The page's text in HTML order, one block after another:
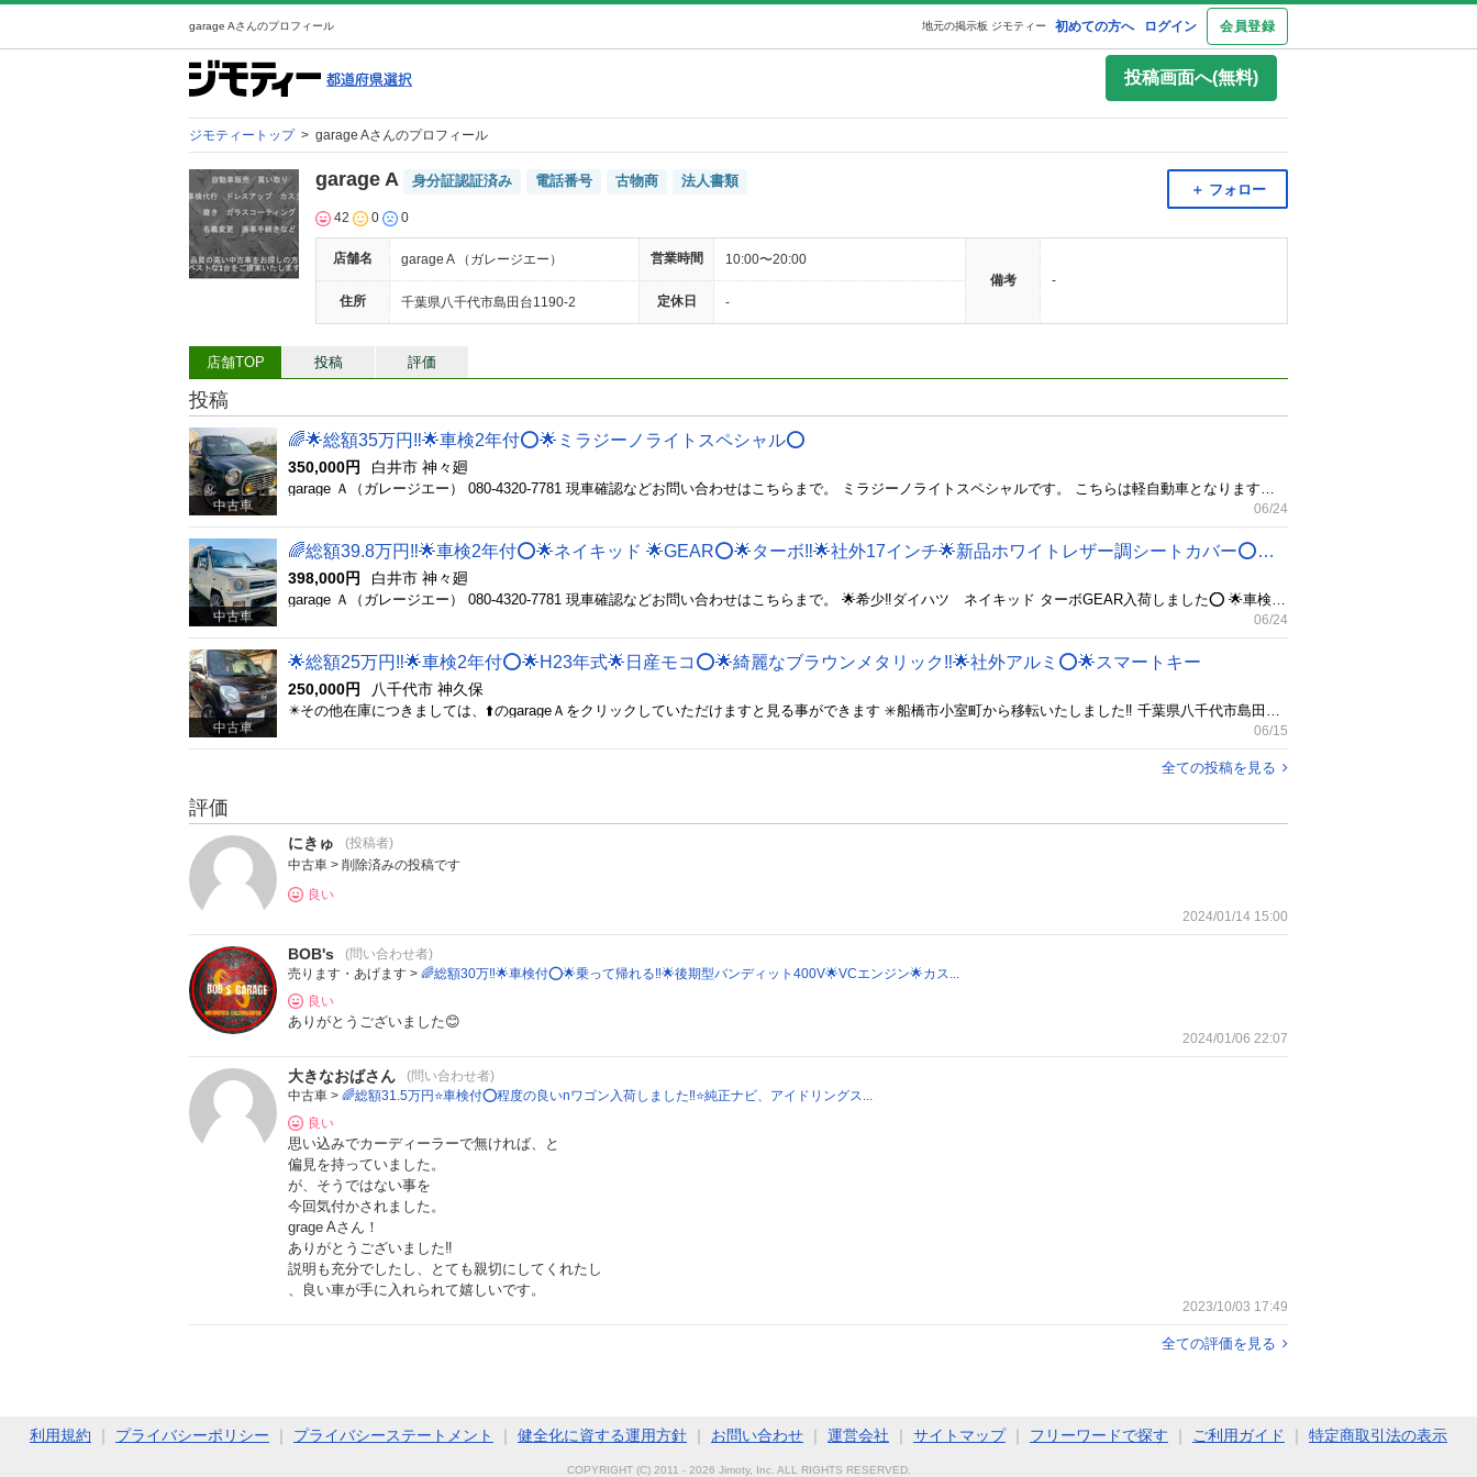
garage Aさんのプロフィール 初めての方へ ログイン 会員登録
地元の掲示板 ジモティー
投稿画面へ(無料)
ジモティートップ > garage Aさんのプロフィール
garage A 身分証認証済み 電話番号 古物商 法人書類
42 0 0
＋ フォロー
店舗名 garage A （ガレージエー） 営業時間
10:00〜20:00
備考
-
住所
千葉県八千代市島田台1190-2 定休日 -
店舗TOP 投稿 評価
投稿
中古車
🌈🌟総額35万円‼️🌟車検2年付⭕️🌟ミラジーノライトスペシャル⭕️
350,000円 白井市 神々廻
06/24
中古車
🌈総額39.8万円‼️🌟車検2年付⭕️🌟ネイキッド 🌟GEAR⭕️🌟ターボ‼️🌟社外17インチ🌟新品ホワイトレザー調シートカバー⭕️🌟ハマー仕様も作製いたします‼️
398,000円 白井市 神々廻
06/24
中古車
🌟総額25万円‼️🌟車検2年付⭕️🌟H23年式🌟日産モコ⭕️🌟綺麗なブラウンメタリック‼️🌟社外アルミ⭕️🌟スマートキー
250,000円 八千代市 神久保
06/15
全ての投稿を見る
評価
にきゅ
(投稿者)
中古車 > 削除済みの投稿です
良い
2024/01/14 15:00
BOB's
(問い合わせ者)
売ります・あげます > 🌈総額30万‼️🌟車検付⭕️🌟乗って帰れる‼️🌟後期型バンディット400V🌟VCエンジン🌟カス...
良い
ありがとうございました😊
2024/01/06 22:07
大きなおばさん
(問い合わせ者)
中古車 > 🌈総額31.5万円⭐️車検付⭕️程度の良いnワゴン入荷しました‼️⭐️純正ナビ、アイドリングス...
良い
思い込みでカーディーラーで無ければ、と
偏見を持っていました。
が、そうではない事を
今回気付かされました。
grage Aさん！
ありがとうございました‼️
説明も充分でしたし、とても親切にしてくれたし
、良い車が手に入れられて嬉しいです。
2023/10/03 17:49
全ての評価を見る
利用規約 プライバシーポリシー プライバシーステートメント 健全化に資する運用方針 お問い合わせ 運営会社 サイトマップ フリーワードで探す ご利用ガイド 特定商取引法の表示
COPYRIGHT (C) 2011 - 2026 Jimoty, Inc. ALL RIGHTS RESERVED.